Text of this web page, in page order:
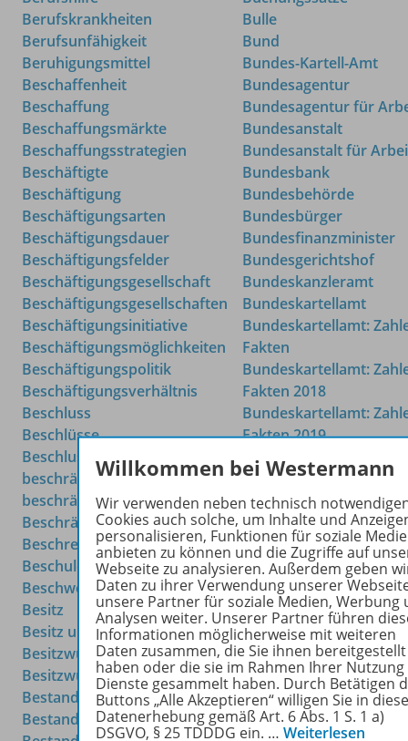
Berufskrankheiten
Berufsunfähigkeit
Beruhigungsmittel
Beschaffenheit
Beschaffung
Beschaffungsmärkte
Beschaffungsstrategien
Beschäftigte
Beschäftigung
Beschäftigungsarten
Beschäftigungsdauer
Beschäftigungsfelder
Beschäftigungsgesellschaft
Beschäftigungsgesellschaften
Beschäftigungsinitiative
Beschäftigungsmöglichkeiten
Beschäftigungspolitik
Beschäftigungsverhältnis
Beschluss
Beschlüsse
Beschlussfassung
beschränkt
beschränkte
Beschränkung
Beschreibung
Beschuldigte
Beschwerden
Besitz
Besitz und Eigentum
Besitzwunsch
Besitzwünsche
Bestandkonten
Bestandskonten
Bulle
Bund
Bundes-Kartell-Amt
Bundesagentur
Bundesagentur für
Bundesanstalt
Bundesanstalt für
Bundesbank
Bundesbehörde
Bundesbürger
Bundesfinanzminister
Bundesgerichtshof
Bundeskanzleramt
Bundeskartellamt
Bundeskartellamt:
Fakten
Bundeskartellamt:
Fakten 2018
Bundeskartellamt:
Fakten 2019
Bundesland
Bundesländer
Bundesländer im
Bundesländervergleich
Bundesminister
Bundesministerien
Bundesregierung
Bundesschatzbrief-
Bundesschatzbriefe
Bundesschätzchen
Bundessozialgericht
Bundessteuern
Bundesurlaubsgesetz
Willkommen bei Westermann
Wir verwenden neben technisch
Cookies auch solche, um Inhalte und
personalisieren, Funktionen für soziale
anbieten zu können und die Zugriffe auf
Webseite zu analysieren. Außerdem geben
Daten zu ihrer Verwendung unserer
unsere Partner für soziale Medien, Werbung
Analysen weiter. Unserer Partner führen
Informationen möglicherweise mit weiteren
Daten zusammen, die Sie ihnen bereitgestellt
haben oder die sie im Rahmen Ihrer
Dienste gesammelt haben. Durch Betätigen
Buttons „Alle Akzeptieren“ willigen Sie in diese
Datenerhebung gemäß Art. 6 Abs. 1 S. 1 a)
DSGVO, § 25 TDDDG ein. … Weiterlesen